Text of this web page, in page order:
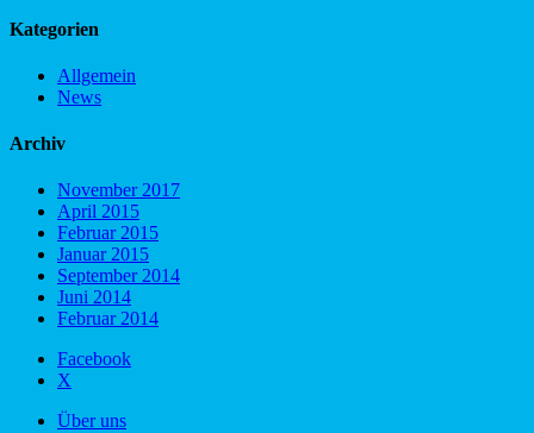
Kategorien
Allgemein
News
Archiv
November 2017
April 2015
Februar 2015
Januar 2015
September 2014
Juni 2014
Februar 2014
Facebook
X
Über uns